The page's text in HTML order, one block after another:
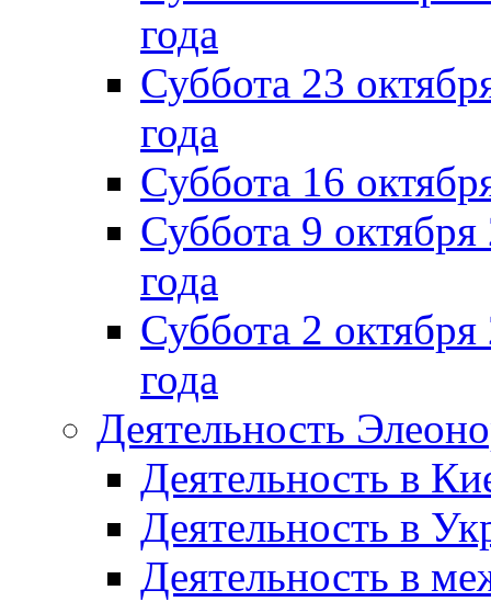
года
Суббота 23
года
Суббота 16
Суббота 9
года
Суббота 2
года
Деятельность
Деятельность в
Деятельность в
Деятельность в